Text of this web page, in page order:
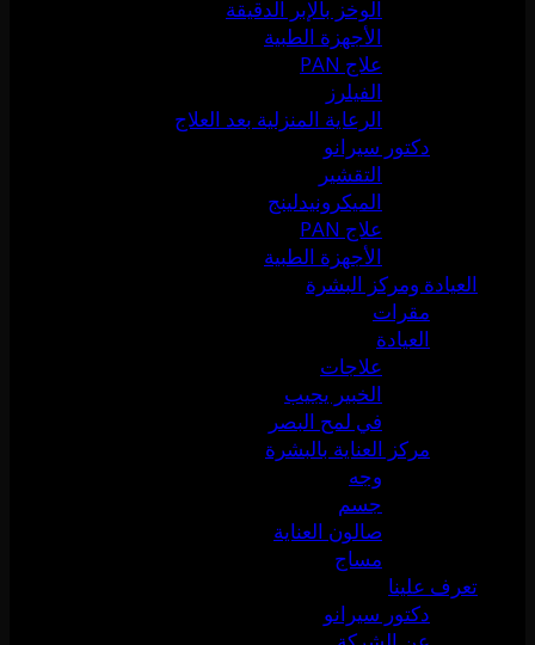
الوخز بالإبر الدقيقة
الأجهزة الطبية
علاج PAN
الفيلرز
الرعاية المنزلية بعد العلاج
دكتور سيرانو
التقشير
الميكرونيدلينج
علاج PAN
الأجهزة الطبية
العيادة ومركز البشرة
مقرات
العيادة
علاجات
الخبير يجيب
في لمح البصر
مركز العناية بالبشرة
وجه
جسم
صالون العناية
مساج
تعرف علينا
دكتور سيرانو